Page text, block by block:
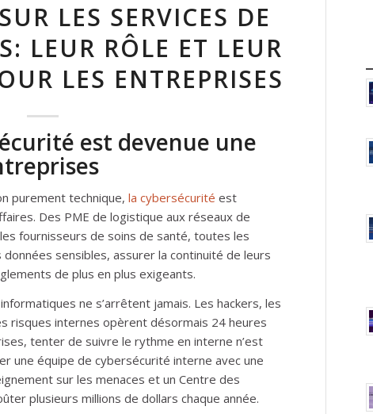
LES SERVICES DE
LEUR RÔLE ET LEUR
LES ENTREPRISES
est devenue une
purement technique, la cybersécurité est
Des PME de logistique aux réseaux de
fournisseurs de soins de santé, toutes les
sensibles, assurer la continuité de leurs
de plus en plus exigeants.
ne s’arrêtent jamais. Les hackers, les
risques internes opèrent désormais 24 heures
tenter de suivre le rythme en interne n’est
une équipe de cybersécurité interne avec une
sur les menaces et un Centre des
plusieurs millions de dollars chaque année.